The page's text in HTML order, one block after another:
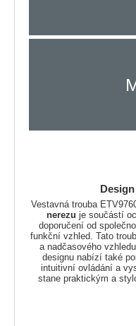
Vestavná trouba
nerezu je součástí
doporučení od
funkční vzhled. Tato
a nadčasového
designu nabízí také
intuitivní ovládání a
stane praktickým a